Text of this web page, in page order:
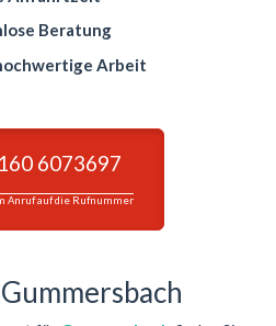
Beratung
Arbeit
6073697
Anruf auf die Rufnummer